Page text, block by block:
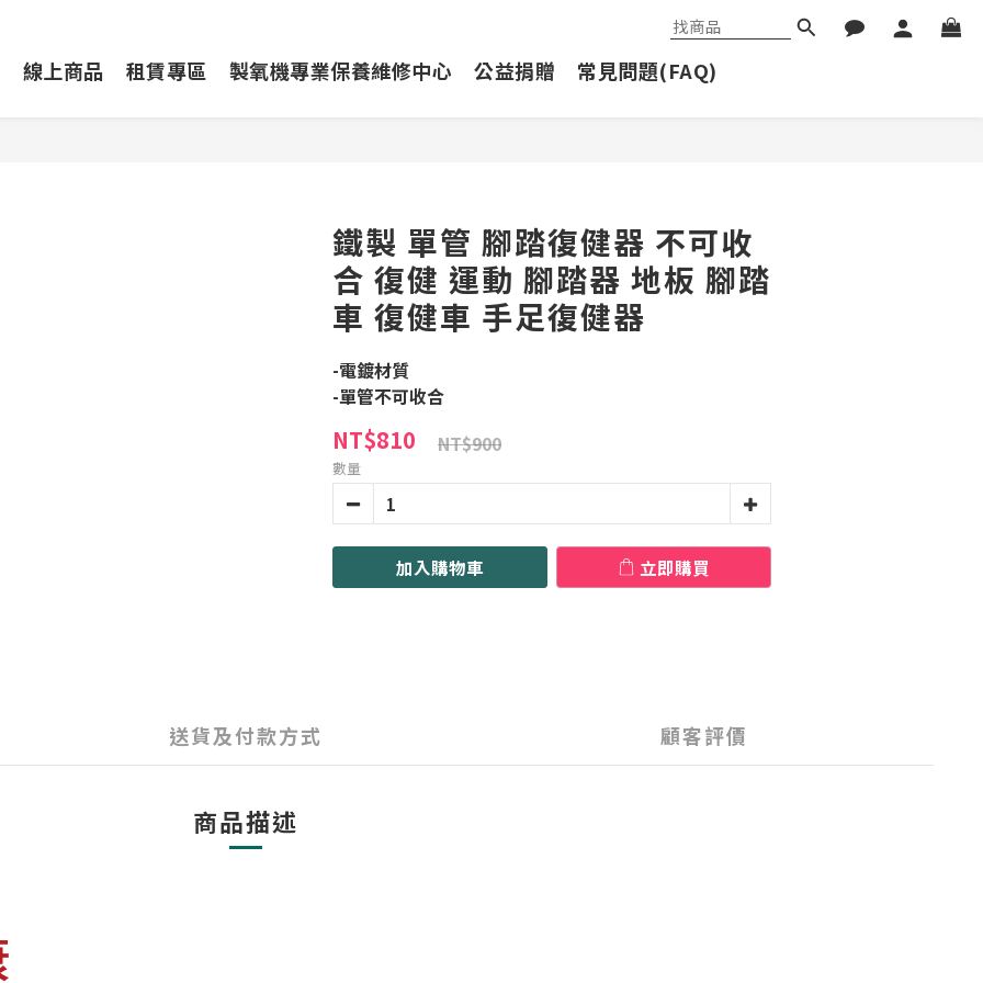
線上商品 租賃專區 製氧機專業保養維修中心 公益捐贈 常見問題(FAQ)
鐵製 單管 腳踏復健器 不可收
合 復健 運動 腳踏器 地板 腳踏
車 復健車 手足復健器
-電鍍材質
-單管不可收合
NT$810 NT$900
數量
加入購物車 立即購買
送貨及付款方式 顧客評價
商品描述